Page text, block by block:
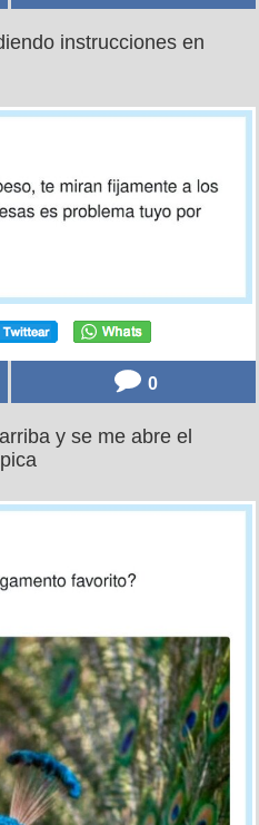
instrucciones en
0
y se me abre el